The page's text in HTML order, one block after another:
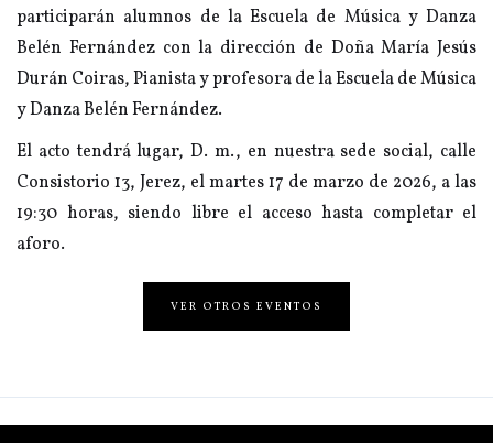
participarán alumnos de la Escuela de Música y Danza
Belén Fernández con la dirección de Doña María Jesús
Durán Coiras, Pianista y profesora de la Escuela de Música
y Danza Belén Fernández.
El acto tendrá lugar, D. m., en nuestra sede social, calle
Consistorio 13, Jerez, el martes 17 de marzo de 2026, a las
19:30 horas, siendo libre el acceso hasta completar el
aforo.
VER OTROS EVENTOS